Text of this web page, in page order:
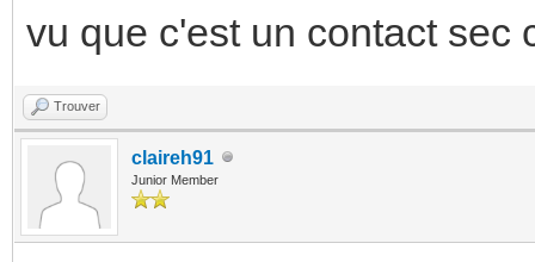
vu que c'est un contact sec
Trouver
claireh91
Junior Member